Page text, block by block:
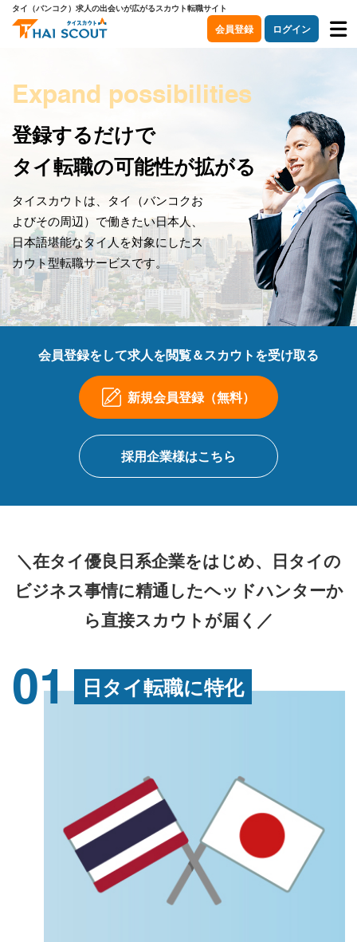
タイ（バンコク）求人の出会いが広がるスカウト転職サイト
会員登録 ログイン
Expand possibilities
登録するだけで
タイ転職の可能性が拡がる
タイスカウトは、タイ（バンコクお
よびその周辺）で働きたい日本人、
日本語堪能なタイ人を対象にしたス
カウト型転職サービスです。
会員登録をして求人を閲覧＆スカウトを受け取る
新規会員登録（無料）
採用企業様はこちら
＼在タイ優良日系企業をはじめ、日タイの
ビジネス事情に精通したヘッドハンターか
ら直接スカウトが届く／
01 日タイ転職に特化